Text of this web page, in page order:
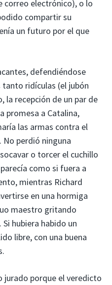
electrónico), o lo
compartir su
un futuro por el que
defendiéndose
ridículas (el jubón
la recepción de un par de
promesa a Catalina,
las armas contra el
perdió ninguna
o torcer el cuchillo
como si fuera a
mientras Richard
en una hormiga
maestro gritando
hubiera habido un
libre, con una buena
jurado porque el veredicto